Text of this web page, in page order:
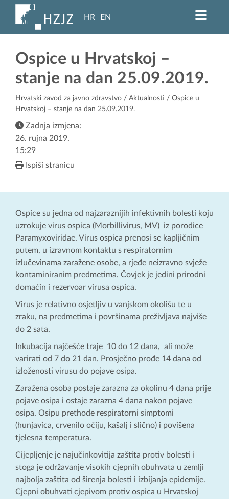
HR EN
Ospice u Hrvatskoj –
stanje na dan 25.09.2019.
Hrvatski zavod za javno zdravstvo / Aktualnosti / Ospice u
Hrvatskoj – stanje na dan 25.09.2019.
Zadnja izmjena:
26. rujna 2019.
15:29
Ispiši stranicu
Ospice su jedna od najzaraznijih infektivnih bolesti koju
uzrokuje virus ospica (Morbillivirus, MV) iz porodice
Paramyxoviridae. Virus ospica prenosi se kapljičnim
putem, u izravnom kontaktu s respiratornim
izlučevinama zaražene osobe, a rjeđe neizravno svježe
kontaminiranim predmetima. Čovjek je jedini prirodni
domaćin i rezervoar virusa ospica.
Virus je relativno osjetljiv u vanjskom okolišu te u
zraku, na predmetima i površinama preživljava najviše
do 2 sata.
Inkubacija najčešće traje 10 do 12 dana, ali može
varirati od 7 do 21 dan. Prosječno prođe 14 dana od
izloženosti virusu do pojave osipa.
Zaražena osoba postaje zarazna za okolinu 4 dana prije
pojave osipa i ostaje zarazna 4 dana nakon pojave
osipa. Osipu prethode respiratorni simptomi
(hunjavica, crvenilo očiju, kašalj i slično) i povišena
tjelesna temperatura.
Cijepljenje je najučinkovitija zaštita protiv bolesti i
stoga je održavanje visokih cjepnih obuhvata u zemlji
najbolja zaštita od širenja bolesti i izbijanja epidemije.
Cjepni obuhvati cjepivom protiv ospica u Hrvatskoj